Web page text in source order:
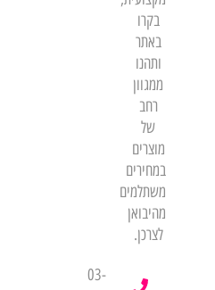
בקרו
באתר
ותהנו
ממגוון
רחב
של
מוצרים
במחירים
משתלמים
מהיבואן
לצרכן.
03-